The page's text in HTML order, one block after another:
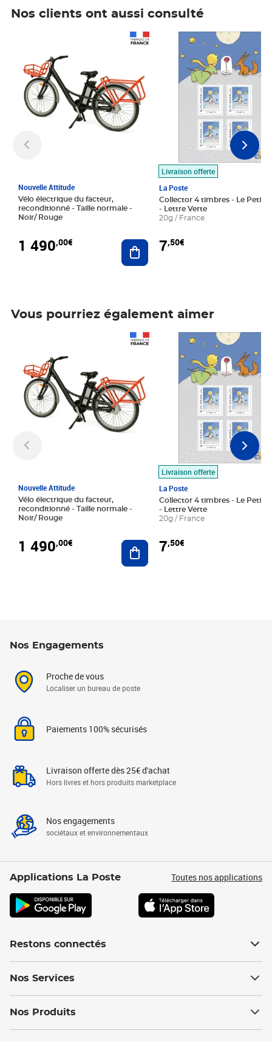
Nos clients ont aussi consulté
Nouvelle Attitude
Vélo électrique du facteur,
reconditionné - Taille normale -
Noir/ Rouge
1 490,00€ Ajouter au panier
Livraison offerte
La Poste
Collector 4 timbres - Le Petit
- Lettre Verte
20g / France
7,50€
Prix 7,50€
Vous pourriez également aimer
Nouvelle Attitude
Vélo électrique du facteur,
reconditionné - Taille normale -
Noir/ Rouge
1 490,00€ Ajouter au panier
Livraison offerte
La Poste
Collector 4 timbres - Le Petit
- Lettre Verte
20g / France
7,50€
Prix 7,50€
Nos Engagements
Proche de vous
Localiser un bureau de poste
Paiements 100% sécurisés
Livraison offerte dès 25€ d'achat
Hors livres et hors produits marketplace
Nos engagements
sociétaux et environnementaux
Applications La Poste Toutes nos applications
Restons connectés
Nos Services
Nos Produits